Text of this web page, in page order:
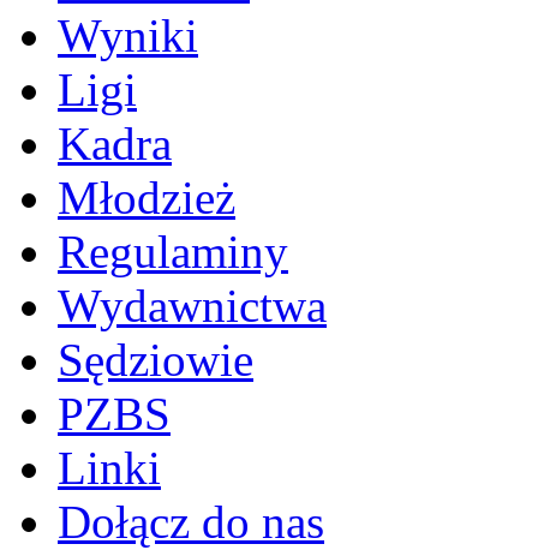
Wyniki
Ligi
Kadra
Młodzież
Regulaminy
Wydawnictwa
Sędziowie
PZBS
Linki
Dołącz do nas